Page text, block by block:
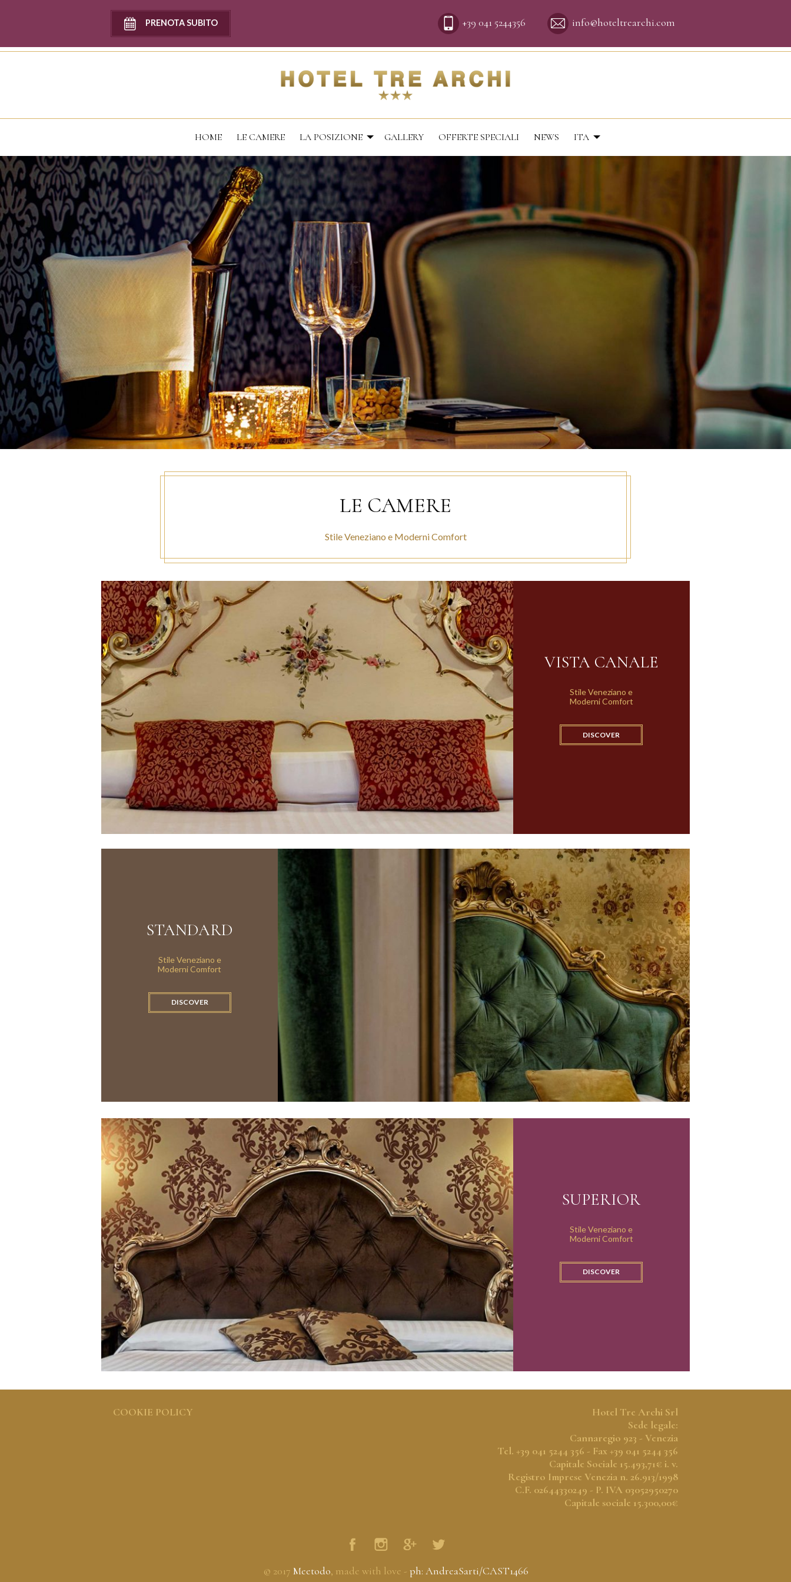
PRENOTA SUBITO +39 041 5244356 info@hoteltrearchi.com
HOME LE CAMERE LA POSIZIONE GALLERY OFFERTE SPECIALI NEWS ITA
LE CAMERE
Stile Veneziano e Moderni Comfort
VISTA CANALE
Stile Veneziano e
Moderni Comfort
DISCOVER
STANDARD
Stile Veneziano e
Moderni Comfort
DISCOVER
SUPERIOR
Stile Veneziano e
Moderni Comfort
DISCOVER
COOKIE POLICY
Hotel Tre Archi Srl
Sede legale:
Cannaregio 923 - Venezia
Tel. +39 041 5244 356 - Fax +39 041 5244 356
Capitale Sociale 15.493,71€ i. v.
Registro Imprese Venezia n. 26.913/1998
C.F. 02644330249 - P. IVA 03052950270
Capitale sociale 15.300,00€
© 2017 Meetodo, made with love - ph: AndreaSarti/CAST1466